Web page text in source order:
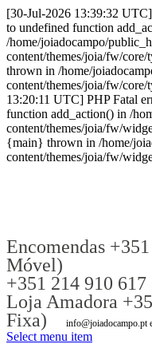
[30-Jul-2026 13:39:32
to undefined function
/home/joiadocampo/
content/themes/joia/fw/
thrown in /home/
content/themes/joia/fw/
13:20:11 UTC] PHP Fatal
function add_action() in /
content/themes/joia/fw/
{main} thrown in /home/
content/themes/joia/fw/
Encomendas
Móvel)
+351 214 910
Loja Amadora
Fixa)
info@joiadocampo.pt
Select menu item